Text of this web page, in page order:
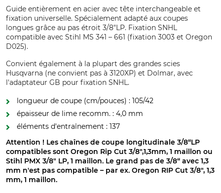
Guide entièrement en acier avec tête interchangeable et
fixation universelle. Spécialement adapté aux coupes
longues grâce au pas étroit 3/8"LP. Fixation SNHL
compatible avec Stihl MS 341 – 661 (fixation 3003 et Oregon
D025).
Convient également à la plupart des grandes scies
Husqvarna (ne convient pas à 3120XP) et Dolmar, avec
l'adaptateur GB pour fixation SNHL.
longueur de coupe (cm/pouces) : 105/42
épaisseur de lime recomm. : 4,0 mm
éléments d'entraînement : 137
Attention ! Les chaînes de coupe longitudinale 3/8“LP
compatibles sont Oregon Rip Cut 3/8",1,3mm, 1 maillon ou
Stihl PMX 3/8" LP, 1 maillon. Le grand pas de 3/8“ avec 1,3
mm n'est pas compatible – par ex. Oregon RIP Cut 3/8", 1,3
mm, 1 maillon.